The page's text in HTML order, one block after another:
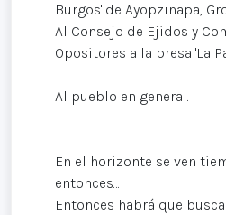
Burgos' de Ayopzinapa,
Al Consejo de Ejidos y
Opositores a la presa 'La
Al pueblo en general.
En el horizonte se ven
entonces…
Entonces habrá que